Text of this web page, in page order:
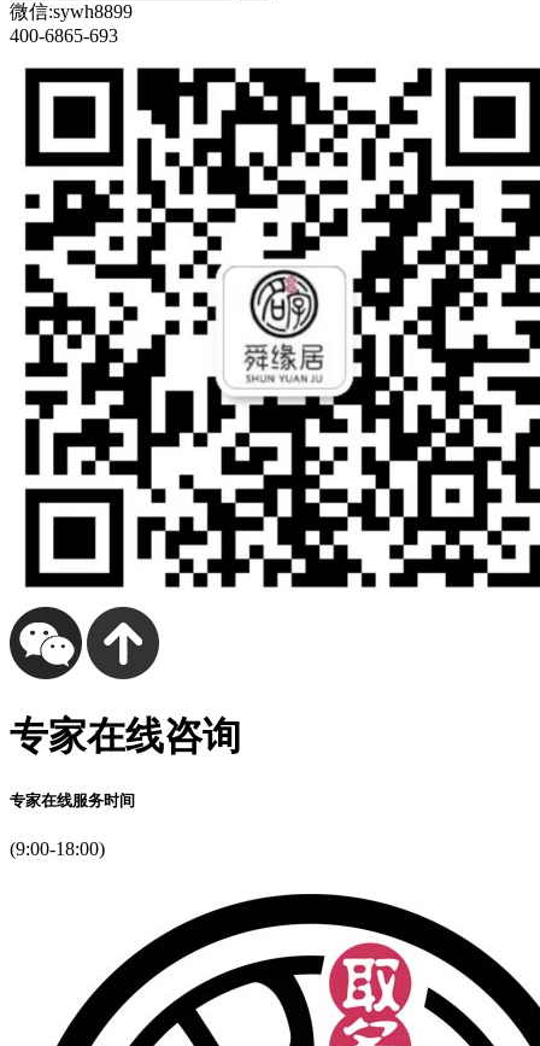
微信:sywh8899
400-6865-693
专家在线咨询
专家在线服务时间
(9:00-18:00)